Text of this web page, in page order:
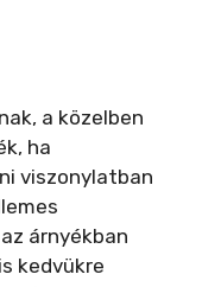
a közelben
ha
viszonylatban
árnyékban
kedvükre